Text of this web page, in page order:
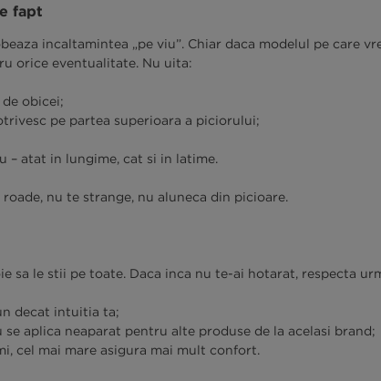
fapt
incaltamintea „pe viu”. Chiar daca modelul pe care
orice eventualitate. Nu uita:
obicei;
pe partea superioara a piciorului;
– atat in lungime, cat si in latime.
nu te strange, nu aluneca din picioare.
sa le stii pe toate. Daca inca nu te-ai hotarat, respecta
decat intuitia ta;
aplica neaparat pentru alte produse de la acelasi brand;
cel mai mare asigura mai mult confort.